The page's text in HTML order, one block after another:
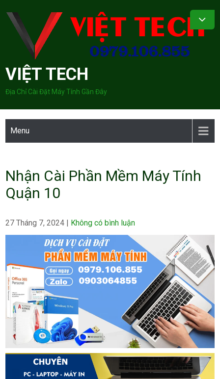
content
VIỆT TECH
Địa Chỉ Cài Đặt Máy Tính Gần Đây
Menu
Nhận Cài Phần Mềm Máy Tính
Quận 10
27 Tháng 7, 2024 | Không có bình luận